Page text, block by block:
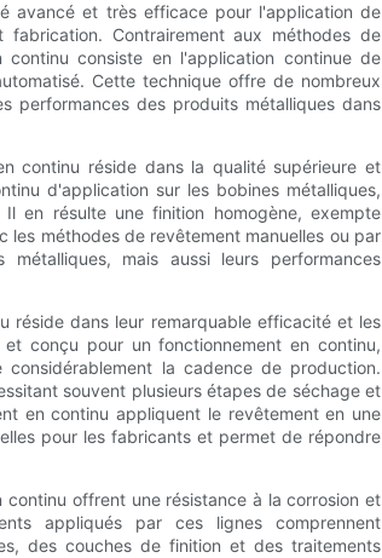
avancé et très efficace pour l'application de
Contrairement aux méthodes de
consiste en l'application continue de
Cette technique offre de nombreux
performances des produits métalliques dans
continu réside dans la qualité supérieure et
d'application sur les bobines métalliques,
en résulte une finition homogène, exempte
méthodes de revêtement manuelles ou par
mais aussi leurs performances
réside dans leur remarquable efficacité et les
conçu pour un fonctionnement en continu,
la cadence de production.
souvent plusieurs étapes de séchage et
en continu appliquent le revêtement en une
pour les fabricants et permet de répondre
offrent une résistance à la corrosion et
appliqués par ces lignes comprennent
des couches de finition et des traitements